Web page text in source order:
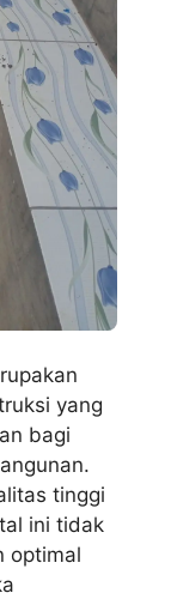
yang
bagi
tinggi
ini tidak
optimal